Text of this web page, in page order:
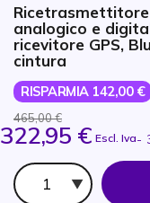
analogico e
ricevitore GPS,
cintura
RISPARMIA 142,00 €
465,00 €
322,95 € Escl. Iva-
Qtà